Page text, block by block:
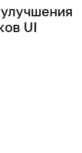
UI